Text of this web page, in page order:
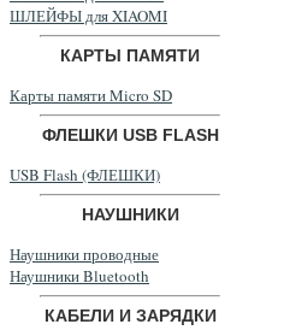
ШЛЕЙФЫ для XIAOMI
КАРТЫ ПАМЯТИ
Карты памяти Micro SD
ФЛЕШКИ USB FLASH
USB Flash (ФЛЕШКИ)
НАУШНИКИ
Наушники проводные
Наушники Bluetooth
КАБЕЛИ И ЗАРЯДКИ